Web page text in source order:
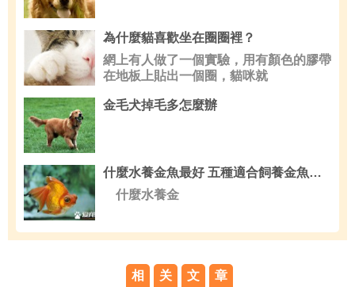
為什麼貓喜歡坐在圈圈裡？
網上有人做了一個實驗，用有顏色的膠帶
在地板上貼出一個圈，貓咪就
金毛犬掉毛多怎麼辦
什麼水養金魚最好 五種適合飼養金魚的水
什麼水養金
相 关 文 章